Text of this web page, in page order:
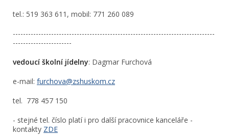
tel.: 519 363 611, mobil: 771 260 089
-------------------------------------------------------------------------------
-----------------------
vedoucí školní jídelny: Dagmar Furchová
e-mail: furchova@zshuskom.cz
tel. 778 457 150
- stejné tel. číslo platí i pro další pracovnice kanceláře -
kontakty ZDE